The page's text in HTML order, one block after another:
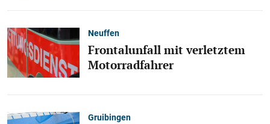
Neuffen
Frontalunfall mit verletztem
Motorradfahrer
Gruibingen